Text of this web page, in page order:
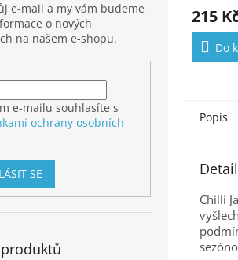
e-mail a my vám budeme
o nových
na našem e-shopu.
e-mailu souhlasíte s
ochrany osobních
SE
215
Do
Popis
Chilli